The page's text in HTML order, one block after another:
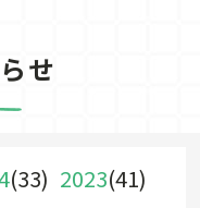
せ
(33) 2023(41)